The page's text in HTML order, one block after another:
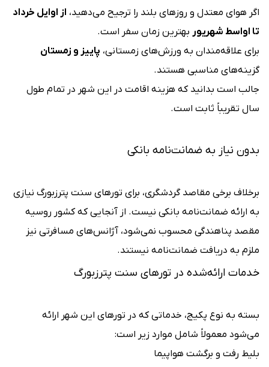
اگر هوای معتدل و روزهای بلند را ترجیح می‌دهید، از اوایل خرداد
تا اواسط شهریور بهترین زمان سفر است.
برای علاقه‌مندان به ورزش‌های زمستانی، پاییز و زمستان
گزینه‌های مناسبی هستند.
جالب است بدانید که هزینه اقامت در این شهر در تمام طول
سال تقریباً ثابت است.
بدون نیاز به ضمانت‌نامه بانکی
برخلاف برخی مقاصد گردشگری، برای تورهای سنت پترزبورگ نیازی
به ارائه ضمانت‌نامه بانکی نیست. از آنجایی که کشور روسیه
مقصد پناهندگی محسوب نمی‌شود، آژانس‌های مسافرتی نیز
ملزم به دریافت ضمانت‌نامه نیستند.
خدمات ارائه‌شده در تورهای سنت پترزبورگ
بسته به نوع پکیج، خدماتی که در تورهای این شهر ارائه
می‌شود معمولاً شامل موارد زیر است:
بلیط رفت و برگشت هواپیما